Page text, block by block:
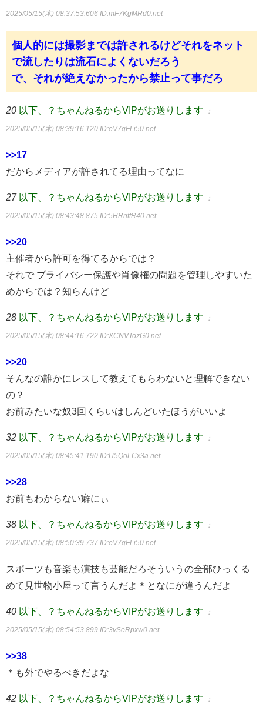
2025/05/15(木) 08:37:53.606 ID:mF7KgMRd0.net
個人的には撮影までは許されるけどそれをネット
で流したりは流石によくないだろう
で、それが絶えなかったから禁止って事だろ
20 以下、？ちゃんねるからVIPがお送りします ：
2025/05/15(木) 08:39:16.120 ID:eV7qFLi50.net
>>17
だからメディアが許されてる理由ってなに
27 以下、？ちゃんねるからVIPがお送りします ：
2025/05/15(木) 08:43:48.875 ID:5HRnffR40.net
>>20
主催者から許可を得てるからでは？
それで プライバシー保護や肖像権の問題を管理しやすいた
めからでは？知らんけど
28 以下、？ちゃんねるからVIPがお送りします ：
2025/05/15(木) 08:44:16.722 ID:XCNVTozG0.net
>>20
そんなの誰かにレスして教えてもらわないと理解できない
の？
お前みたいな奴3回くらいはしんどいたほうがいいよ
32 以下、？ちゃんねるからVIPがお送りします ：
2025/05/15(木) 08:45:41.190 ID:U5QoLCx3a.net
>>28
お前もわからない癖にぃ
38 以下、？ちゃんねるからVIPがお送りします ：
2025/05/15(木) 08:50:39.737 ID:eV7qFLi50.net
スポーツも音楽も演技も芸能だろそういうの全部ひっくる
めて見世物小屋って言うんだよ＊となにが違うんだよ
40 以下、？ちゃんねるからVIPがお送りします ：
2025/05/15(木) 08:54:53.899 ID:3vSeRpxw0.net
>>38
＊も外でやるべきだよな
42 以下、？ちゃんねるからVIPがお送りします ：